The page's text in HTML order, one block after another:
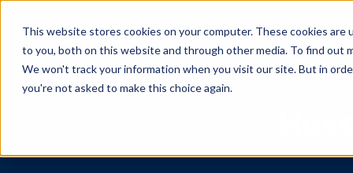
This website stores cookies on your computer. These cookies
to you, both on this website and through other media. To find out
We won't track your information when you visit our site. But in
you're not asked to make this choice again.